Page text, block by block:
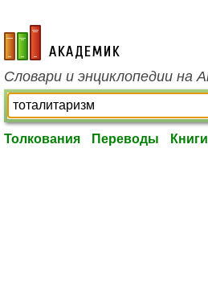
academic.ru
Словари и энциклопедии на
Толкования Переводы Книги